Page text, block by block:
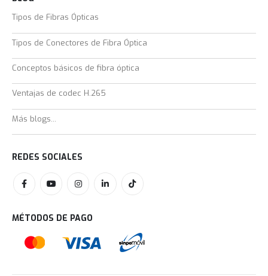
Tipos de Fibras Ópticas
Tipos de Conectores de Fibra Óptica
Conceptos básicos de fibra óptica
Ventajas de codec H.265
Más blogs...
REDES SOCIALES
MÉTODOS DE PAGO